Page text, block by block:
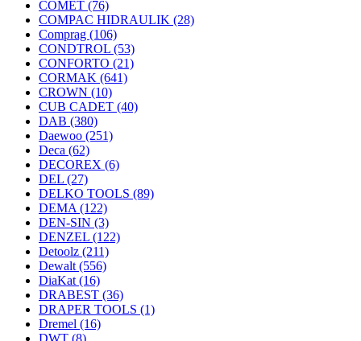
COMET (76)
COMPAC HIDRAULIK (28)
Comprag (106)
CONDTROL (53)
CONFORTO (21)
CORMAK (641)
CROWN (10)
CUB CADET (40)
DAB (380)
Daewoo (251)
Deca (62)
DECOREX (6)
DEL (27)
DELKO TOOLS (89)
DEMA (122)
DEN-SIN (3)
DENZEL (122)
Detoolz (211)
Dewalt (556)
DiaKat (16)
DRABEST (36)
DRAPER TOOLS (1)
Dremel (16)
DWT (8)